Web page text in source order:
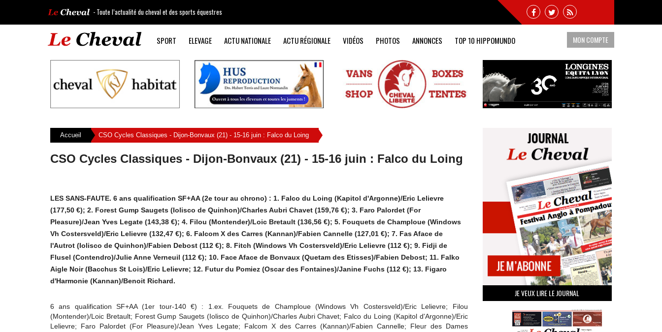
- Toute l’actualité du cheval et des sports équestres
SPORT ELEVAGE ACTU NATIONALE ACTU RÉGIONALE VIDÉOS PHOTOS ANNONCES TOP 10 HIPPOMUNDO MON COMPTE
Accueil CSO Cycles Classiques - Dijon-Bonvaux (21) - 15-16 juin : Falco du Loing
CSO Cycles Classiques - Dijon-Bonvaux (21) - 15-16 juin : Falco du Loing
LES SANS-FAUTE. 6 ans qualification SF+AA (2e tour au chrono) : 1. Falco du Loing (Kapitol d'Argonne)/Eric Lelievre
(177,50 €); 2. Forest Gump Saugets (Iolisco de Quinhon)/Charles Aubri Chavet (159,76 €); 3. Faro Palordet (For
Pleasure)/Jean Yves Legate (143,38 €); 4. Filou (Montender)/Loic Bretault (136,56 €); 5. Fouquets de Champloue (Windows
Vh Costersveld)/Eric Lelievre (132,47 €); 6. Falcom X des Carres (Kannan)/Fabien Cannelle (127,01 €); 7. Fas Aface de
l'Autrot (Iolisco de Quinhon)/Fabien Debost (112 €); 8. Fitch (Windows Vh Costersveld)/Eric Lelievre (112 €); 9. Fidji de
Flusel (Contendro)/Julie Anne Verneuil (112 €); 10. Face Aface de Bonvaux (Quetam des Etisses)/Fabien Debost; 11. Falko
Aigle Noir (Bacchus St Lois)/Eric Lelievre; 12. Futur du Pomiez (Oscar des Fontaines)/Janine Fuchs (112 €); 13. Figaro
d'Harmonie (Kannan)/Benoit Richard.
6 ans qualification SF+AA (1er tour-140 €) : 1.ex. Fouquets de Champloue (Windows Vh Costersveld)/Eric Lelievre; Filou
(Montender)/Loic Bretault; Forest Gump Saugets (Iolisco de Quinhon)/Charles Aubri Chavet; Falco du Loing (Kapitol d'Argonne)/Eric
Lelievre; Faro Palordet (For Pleasure)/Jean Yves Legate; Falcom X des Carres (Kannan)/Fabien Cannelle; Fleur des Dames
JE VEUX LIRE LE JOURNAL